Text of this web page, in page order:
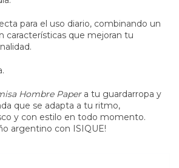
para el uso diario, combinando un
características que mejoran tu
Hombre Papera tu guardarropa y
que se adapta a tu ritmo,
y con estilo en todo momento.
argentino con ISIQUE!